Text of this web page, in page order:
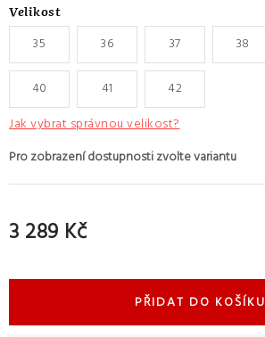
Velikost
35
36 37 38
40 41
42
Jak vybrat správnou velikost?
3 289 Kč
PŘIDAT DO KOŠÍKU